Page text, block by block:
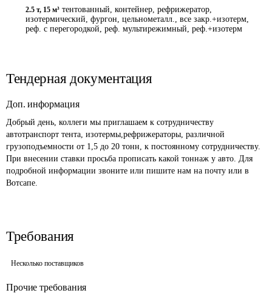
2.5 т, 15 м³ тентованный, контейнер, рефрижератор,
изотермический, фургон, цельнометалл., все закр.+изотерм,
реф. с перегородкой, реф. мультирежимный, реф.+изотерм
Тендерная документация
Доп. информация
Добрый день, коллеги мы приглашаем к сотрудничеству
автотранспорт тента, изотермы,рефрижераторы, различной
грузоподъемности от 1,5 до 20 тонн, к постоянному сотрудничеству.
При внесении ставки просьба прописать какой тоннаж у авто. Для
подробной информации звоните или пишите нам на почту или в
Вотсапе.
Требования
Несколько поставщиков
Прочие требования